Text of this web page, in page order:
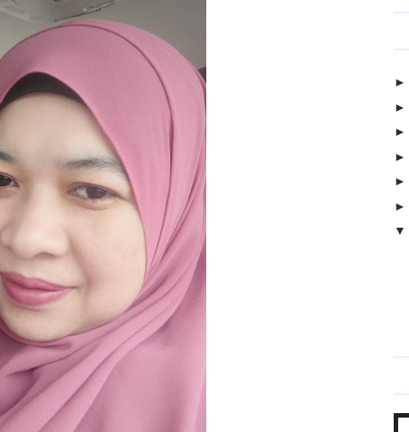
►
►
►
►
►
►
▼